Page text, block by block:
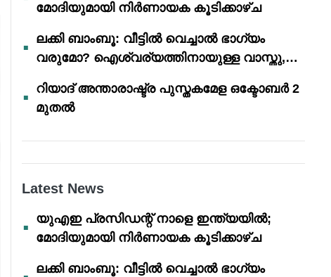
മോദിയുമായി നിർണായക കൂടിക്കാഴ്ച
ലക്കി ബാംബൂ: വീട്ടിൽ വെച്ചാൽ ഭാഗ്യം
വരുമോ? ഐശ്വര്യത്തിനായുള്ള വാസ്തു,
റിയാദ് അന്താരാഷ്ട്ര പുസ്തകമേള ഒക്ടോബർ 2
മുതൽ
Latest News
യുഎഇ പ്രസിഡന്റ് നാളെ ഇന്ത്യയിൽ;
മോദിയുമായി നിർണായക കൂടിക്കാഴ്ച
ലക്കി ബാംബൂ: വീട്ടിൽ വെച്ചാൽ ഭാഗ്യം